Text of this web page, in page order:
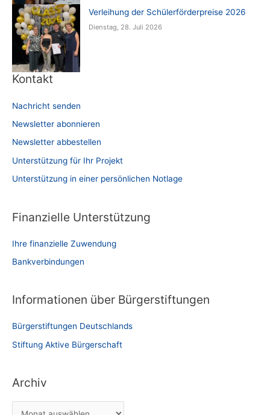
Verleihung der Schülerförderpreise 2026
Dienstag, 28. Juli 2026
Kontakt
Nachricht senden
Newsletter abonnieren
Newsletter abbestellen
Unterstützung für Ihr Projekt
Unterstützung in einer persönlichen Notlage
Finanzielle Unterstützung
Ihre finanzielle Zuwendung
Bankverbindungen
Informationen über Bürgerstiftungen
Bürgerstiftungen Deutschlands
Stiftung Aktive Bürgerschaft
Archiv